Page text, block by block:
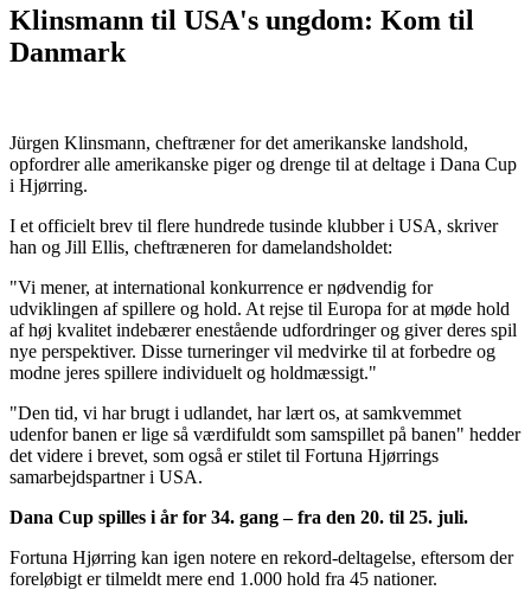
Klinsmann til USA's ungdom: Kom til
Danmark
Jürgen Klinsmann, cheftræner for det amerikanske landshold,
opfordrer alle amerikanske piger og drenge til at deltage i Dana Cup
i Hjørring.
I et officielt brev til flere hundrede tusinde klubber i USA, skriver
han og Jill Ellis, cheftræneren for damelandsholdet:
"Vi mener, at international konkurrence er nødvendig for
udviklingen af spillere og hold. At rejse til Europa for at møde hold
af høj kvalitet indebærer enestående udfordringer og giver deres spil
nye perspektiver. Disse turneringer vil medvirke til at forbedre og
modne jeres spillere individuelt og holdmæssigt."
"Den tid, vi har brugt i udlandet, har lært os, at samkvemmet
udenfor banen er lige så værdifuldt som samspillet på banen" hedder
det videre i brevet, som også er stilet til Fortuna Hjørrings
samarbejdspartner i USA.
Dana Cup spilles i år for 34. gang – fra den 20. til 25. juli.
Fortuna Hjørring kan igen notere en rekord-deltagelse, eftersom der
foreløbigt er tilmeldt mere end 1.000 hold fra 45 nationer.